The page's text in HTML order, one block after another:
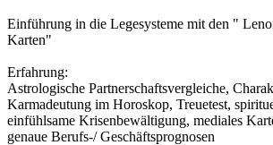
Einführung in die Legesysteme mit den "
Karten"
Erfahrung:
Astrologische Partnerschaftsvergleiche,
Karmadeutung im Horoskop, Treuetest,
einfühlsame Krisenbewältigung, mediales
genaue Berufs-/ Geschäftsprognosen